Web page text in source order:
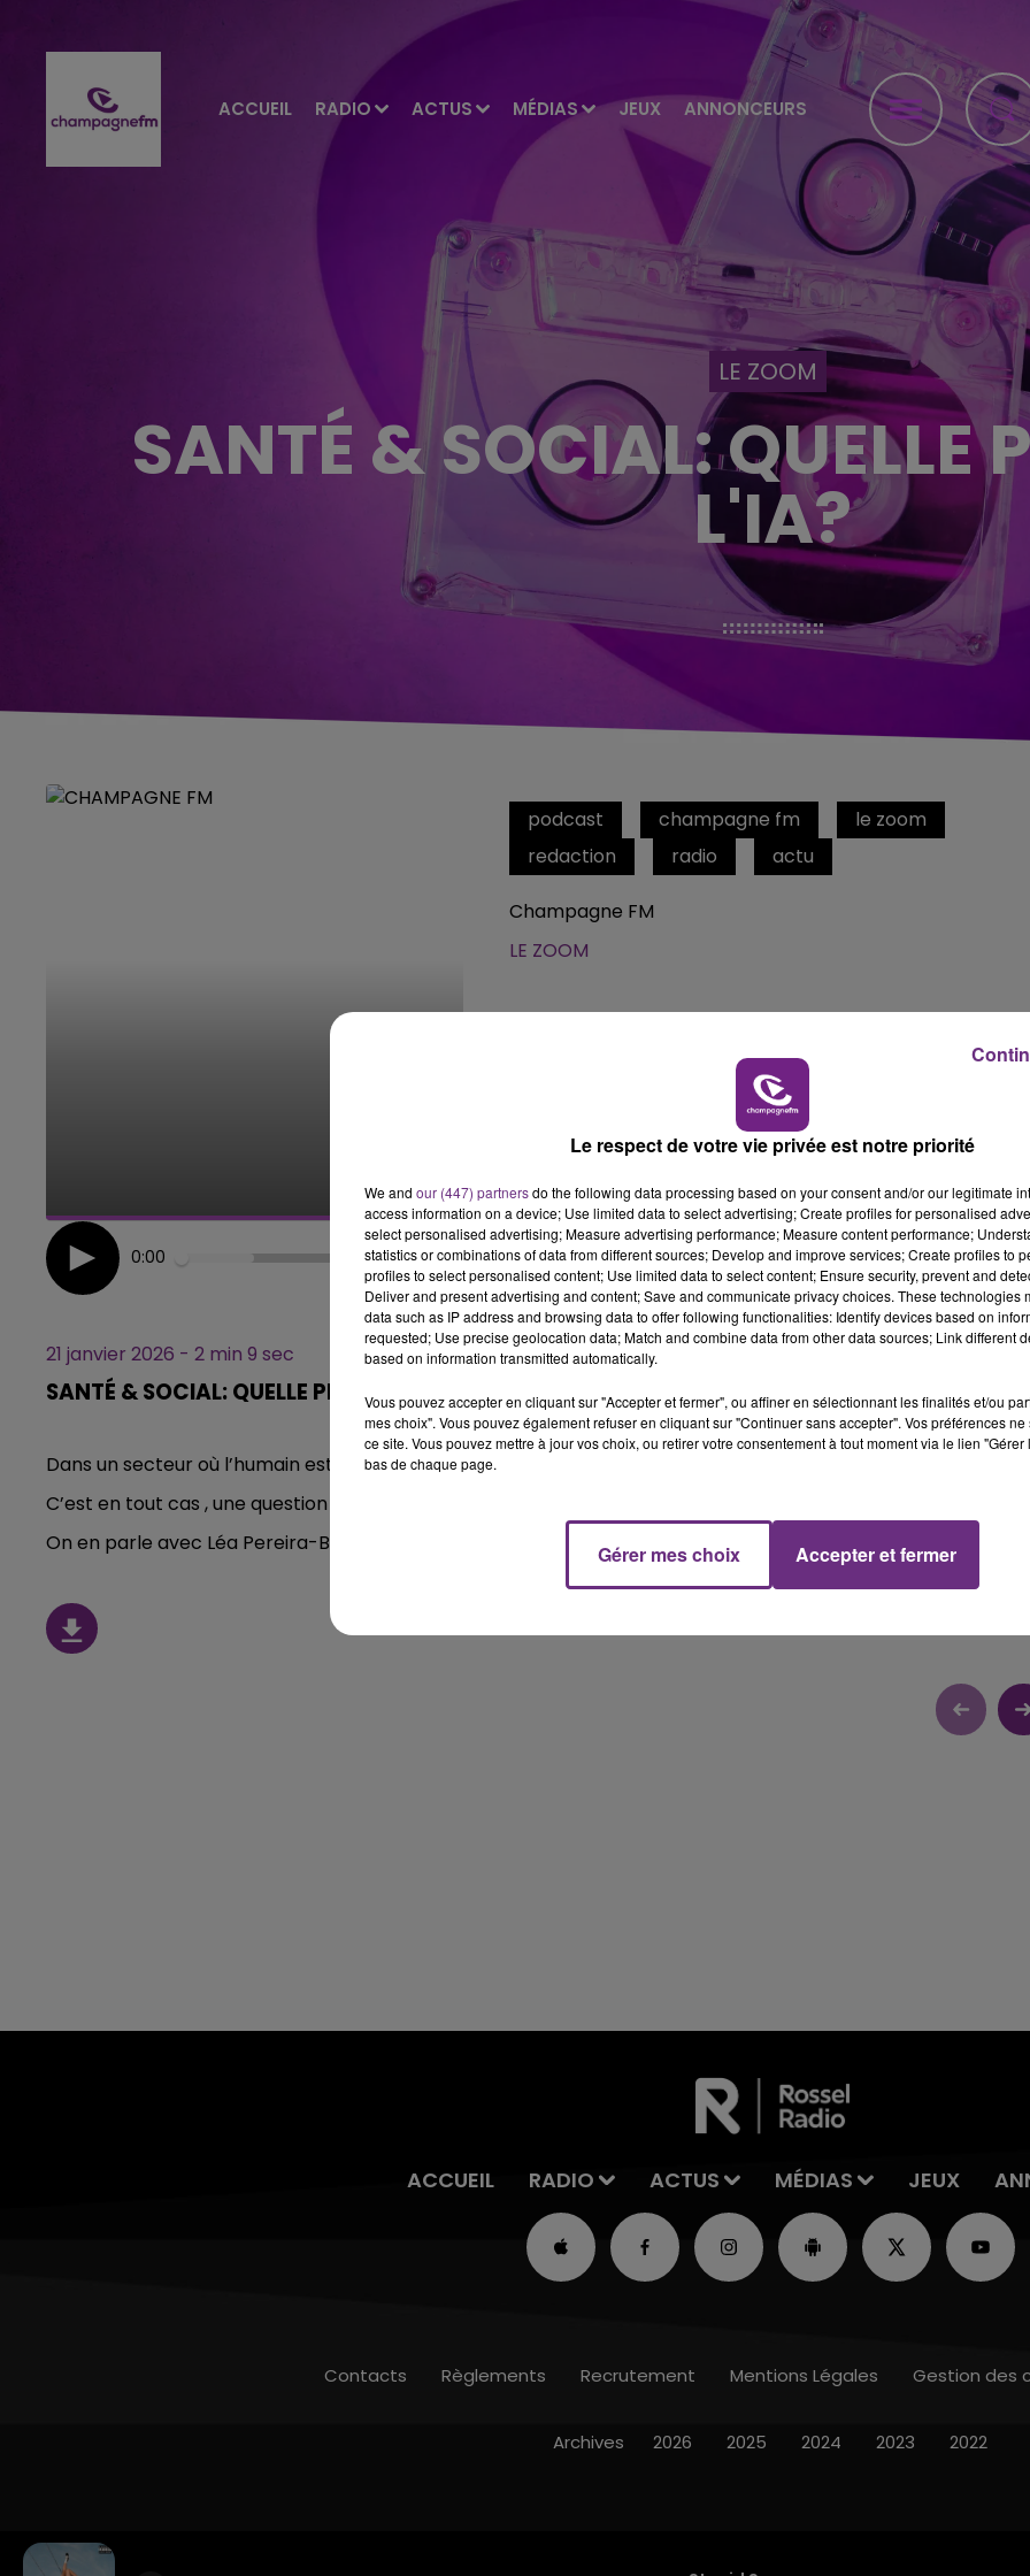
ACCUEIL RADIO ACTUS MÉDIAS JEUX ANNONCEURS
LE ZOOM
SANTÉ & SOCIAL: QUELLE
L'IA?
podcast champagne fm
le zoom
redaction
radio actu
Champagne FM
LE ZOOM
0:00 2 min 9
21 janvier 2026 - 2 min 9 sec
SANTÉ & SOCIAL: QUELLE PLACE POUR L'IA?
Dans un secteur où l’humain est le cœur même du métier, l’intelligence artificielle a-t-elle sa place ?
C’est en tout cas , une question abordée dans certaines formations du social…
On en parle avec Léa Pereira-Beaujean, étudiante en économie de la santé à l’Université de Reims.
ACCUEIL RADIO ACTUS MÉDIAS JEUX
Contacts Règlements Recrutement Mentions Légales Gestion des
Archives 2026 2025 2024 2023 2022
Le respect de votre vie privée est notre priorité
We and our (447) partnersdo the following data processing based on your consent and/or our legitimate
access information on a device; Use limited data to select advertising; Create profiles for personalised
select personalised advertising; Measure advertising performance; Measure content performance;
statistics or combinations of data from different sources; Develop and improve services; Create profiles to
profiles to select personalised content; Use limited data to select content; Ensure security, prevent and
Deliver and present advertising and content; Save and communicate privacy choices. These technologies
data such as IP address and browsing data to offer following functionalities: Identify devices based on
requested; Use precise geolocation data; Match and combine data from other data sources; Link different
based on information transmitted automatically.
Vous pouvez accepter en cliquant sur "Accepter et fermer", ou affiner en sélectionnant les finalités et/ou
mes choix". Vous pouvez également refuser en cliquant sur "Continuer sans accepter". Vos préférences
ce site. Vous pouvez mettre à jour vos choix, ou retirer votre consentement à tout moment via le lien
bas de chaque page.
Gérer mes choix Accepter et fermer